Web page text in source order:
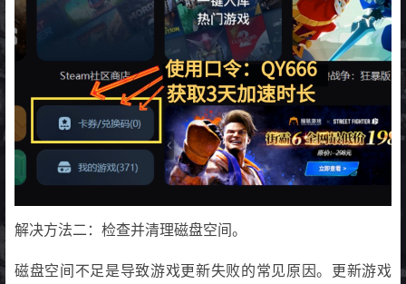
解决方法二：检查并清理磁盘空间。
磁盘空间不足是导致游戏更新失败的常见原因。更新游戏